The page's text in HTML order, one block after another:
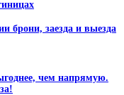
брони, заезда и выезда
чем напрямую.